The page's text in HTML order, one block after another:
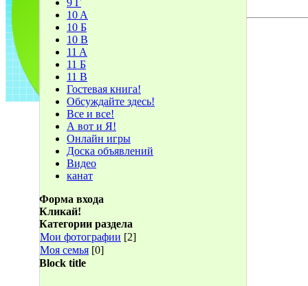
9 Г
10 A
10 Б
10 В
11 A
11 Б
11 В
Гостевая книга!
Обсуждайте здесь!
Все и все!
А вот и Я!
Онлайн игры
Доска объявлений
Видео
канат
Форма входа
Кликай!
Категории раздела
Мои фотографии [2]
Моя семья [0]
Block title